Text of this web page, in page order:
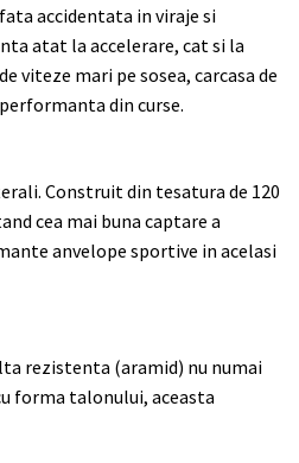
accidentata in viraje si
atat la accelerare, cat si la
viteze mari pe sosea, carcasa de
din curse.
Construit din tesatura de 120
cea mai buna captare a
anvelope sportive in acelasi
rezistenta (aramid) nu numai
forma talonului, aceasta